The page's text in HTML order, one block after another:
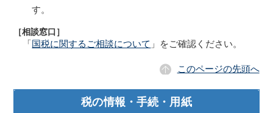
す。
［相談窓口］
「国税に関するご相談について 」をご確認ください。
このページの先頭へ
税の情報・手続・用紙